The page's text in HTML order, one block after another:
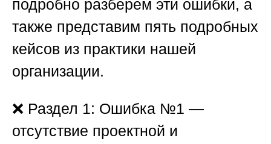
подробно разберем эти ошибки, а
также представим пять подробных
кейсов из практики нашей
организации.
❌ Раздел 1: Ошибка №1 —
отсутствие проектной и